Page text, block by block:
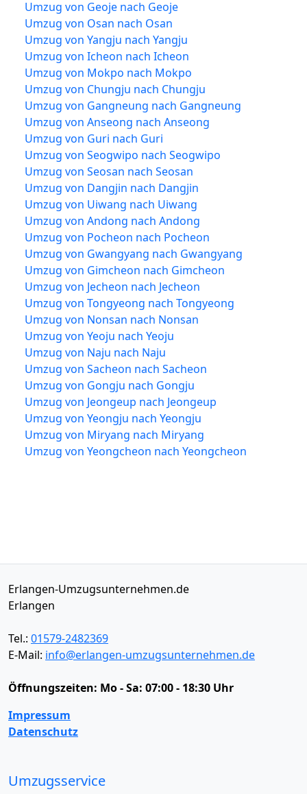
Umzug von Geoje nach Geoje
Umzug von Osan nach Osan
Umzug von Yangju nach Yangju
Umzug von Icheon nach Icheon
Umzug von Mokpo nach Mokpo
Umzug von Chungju nach Chungju
Umzug von Gangneung nach Gangneung
Umzug von Anseong nach Anseong
Umzug von Guri nach Guri
Umzug von Seogwipo nach Seogwipo
Umzug von Seosan nach Seosan
Umzug von Dangjin nach Dangjin
Umzug von Uiwang nach Uiwang
Umzug von Andong nach Andong
Umzug von Pocheon nach Pocheon
Umzug von Gwangyang nach Gwangyang
Umzug von Gimcheon nach Gimcheon
Umzug von Jecheon nach Jecheon
Umzug von Tongyeong nach Tongyeong
Umzug von Nonsan nach Nonsan
Umzug von Yeoju nach Yeoju
Umzug von Naju nach Naju
Umzug von Sacheon nach Sacheon
Umzug von Gongju nach Gongju
Umzug von Jeongeup nach Jeongeup
Umzug von Yeongju nach Yeongju
Umzug von Miryang nach Miryang
Umzug von Yeongcheon nach Yeongcheon
Erlangen-Umzugsunternehmen.de
Erlangen
Tel.: 01579-2482369
E-Mail: info@erlangen-umzugsunternehmen.de
Öffnungszeiten: Mo - Sa: 07:00 - 18:30 Uhr
Impressum
Datenschutz
Umzugsservice